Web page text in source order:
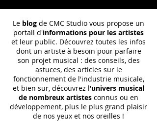
Le blog de CMC Studio vous propose un
portail d'informations pour les artistes
et leur public. Découvrez toutes les infos
dont un artiste à besoin pour parfaire
son projet musical : des conseils, des
astuces, des articles sur le
fonctionnement de l'industrie musicale,
et bien sur, découvrez l'univers musical
de nombreux artistes connus ou en
développement, plus le plus grand plaisir
de nos yeux et nos oreilles !